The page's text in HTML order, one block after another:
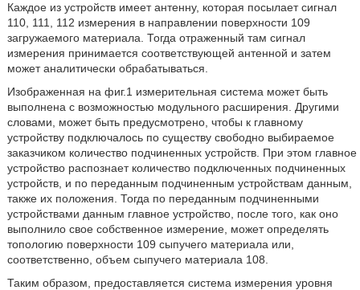
Каждое из устройств имеет антенну, которая посылает сигнал
110, 111, 112 измерения в направлении поверхности 109
загружаемого материала. Тогда отраженный там сигнал
измерения принимается соответствующей антенной и затем
может аналитически обрабатываться.
Изображенная на фиг.1 измерительная система может быть
выполнена с возможностью модульного расширения. Другими
словами, может быть предусмотрено, чтобы к главному
устройству подключалось по существу свободно выбираемое
заказчиком количество подчиненных устройств. При этом главное
устройство распознает количество подключенных подчиненных
устройств, и по переданным подчиненным устройствам данным,
также их положения. Тогда по переданным подчиненными
устройствами данным главное устройство, после того, как оно
выполнило свое собственное измерение, может определять
топологию поверхности 109 сыпучего материала или,
соответственно, объем сыпучего материала 108.
Таким образом, предоставляется система измерения уровня